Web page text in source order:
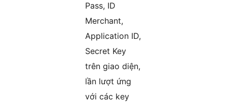
Pass, ID
Merchant,
Application ID,
Secret Key
trên giao diện,
lần lượt ứng
với các key